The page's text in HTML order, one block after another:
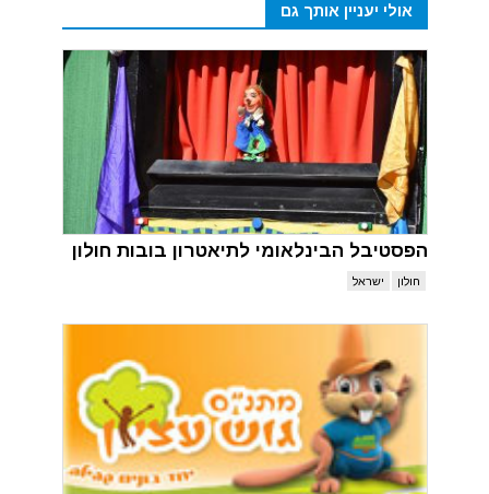
אולי יעניין אותך גם
הפסטיבל הבינלאומי לתיאטרון בובות חולון
חולון ישראל